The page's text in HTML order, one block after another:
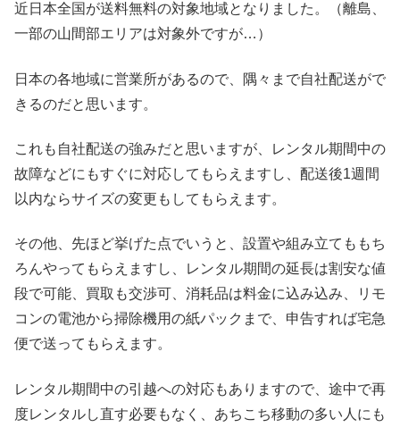
近日本全国が送料無料の対象地域となりました。（離島、
一部の山間部エリアは対象外ですが…）
日本の各地域に営業所があるので、隅々まで自社配送がで
きるのだと思います。
これも自社配送の強みだと思いますが、レンタル期間中の
故障などにもすぐに対応してもらえますし、配送後1週間
以内ならサイズの変更もしてもらえます。
その他、先ほど挙げた点でいうと、設置や組み立てももち
ろんやってもらえますし、レンタル期間の延長は割安な値
段で可能、買取も交渉可、消耗品は料金に込み込み、リモ
コンの電池から掃除機用の紙パックまで、申告すれば宅急
便で送ってもらえます。
レンタル期間中の引越への対応もありますので、途中で再
度レンタルし直す必要もなく、あちこち移動の多い人にも